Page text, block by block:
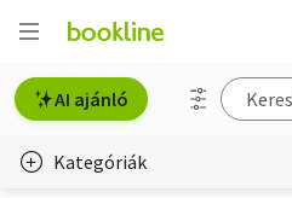
AI ajánló
Kategóriák